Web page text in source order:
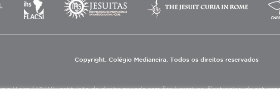
Copyright. Colégio Medianeira. Todos os direitos reservados
Vieira (ASAV), instituição de direito privado sem fins lucrativos, filantrópica, de